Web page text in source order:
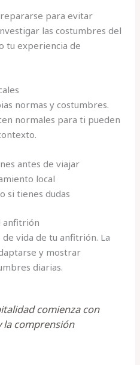
para evitar
las costumbres del
tu experiencia de
normas y costumbres.
normales para ti pueden
antes de viajar
local
si tienes dudas
anfitrión
vida de tu anfitrión. La
y mostrar
diarias.
comienza con
la comprensión